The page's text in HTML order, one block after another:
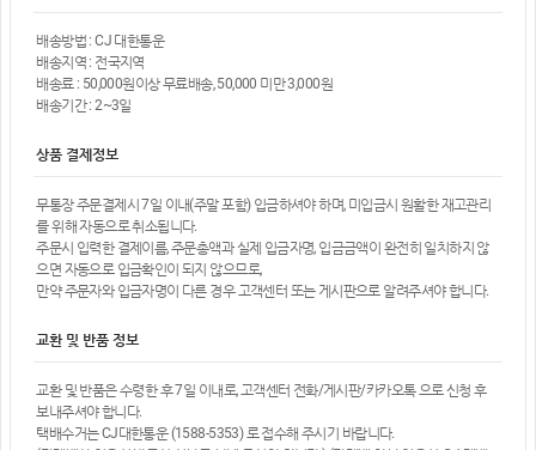
배송방법 : CJ 대한통운
배송지역 : 전국지역
배송료 : 50,000원이상 무료배송, 50,000 미만 3,000원
배송기간 : 2~3일
상품 결제정보
무통장 주문결제시 7일 이내(주말 포함) 입금하셔야 하며, 미입금시 원활한 재고관리
를 위해 자동으로 취소됩니다.
주문시 입력한 결제이름, 주문총액과 실제 입금자명, 입금금액이 완전히 일치하지 않
으면 자동으로 입금확인이 되지 않으므로,
만약 주문자와 입금자명이 다른 경우 고객센터 또는 게시판으로 알려주셔야 합니다.
교환 및 반품 정보
교환 및 반품은 수령한 후 7일 이내로, 고객센터 전화/게시판/카카오톡 으로 신청 후
보내주셔야 합니다.
택배수거는 CJ대한통운 (1588-5353) 로 접수해 주시기 바랍니다.